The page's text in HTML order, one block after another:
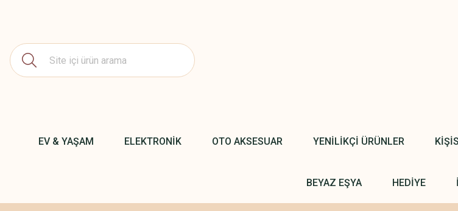
EV & YAŞAM ELEKTRONİK OTO AKSESUAR YENİLİKÇİ ÜRÜNLER
BEYAZ EŞYA HEDİYE